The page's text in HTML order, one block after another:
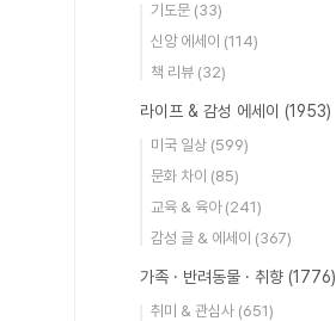
기도문 (33)
신앙 에세이 (114)
책 리뷰 (32)
라이프 & 감성 에세이 (1953)
미국 일상 (599)
문화 차이 (85)
교육 & 육아 (241)
감성 글 & 에세이 (367)
가족 · 반려동물 · 취향 (1776)
취미 & 관심사 (651)